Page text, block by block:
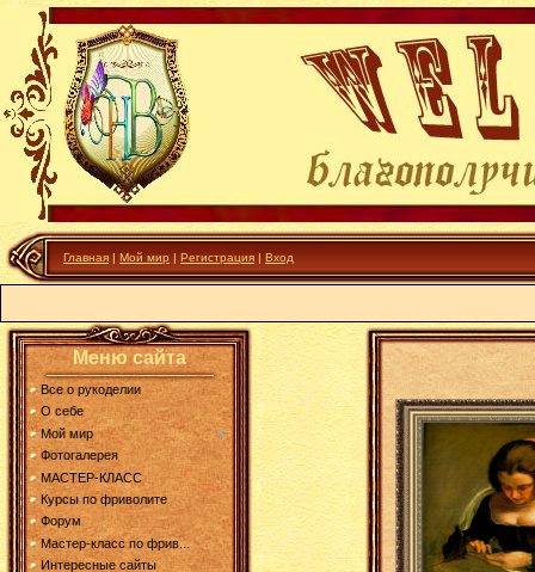
Главная | Мой мир | Регистрация | Вход
Меню сайта
Все о рукоделии
О себе
Мой мир
Фотогалерея
МАСТЕР-КЛАСС
Курсы по фриволите
Форум
Мастер-класс по фрив...
Интересные сайты